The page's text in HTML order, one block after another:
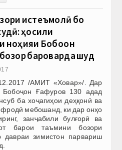
истеъмолӣ бо
ҳосили
ноҳияи Бобоҷон
бароварда шуд
/АМИТ «Ховар»/. Дар
Бобоҷон Ғафуров 130 адад
ба хоҷагиҳои деҳқонӣ ва
мебошанд, ки дар онҳо
занҷабили булғорӣ ва
барои таъмини бозори
давраи зимистон парвариш